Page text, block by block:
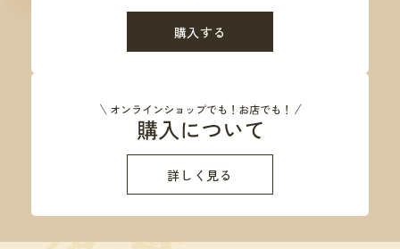
購入する
詳しく見る